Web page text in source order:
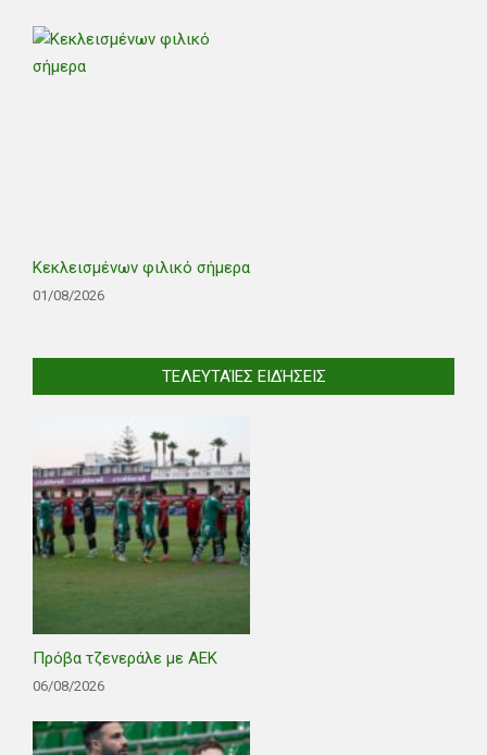
Κεκλεισμένων φιλικό σήμερα
01/08/2026
ΤΕΛΕΥΤΑΊΕΣ ΕΙΔΉΣΕΙΣ
Πρόβα τζενεράλε με ΑΕΚ
06/08/2026